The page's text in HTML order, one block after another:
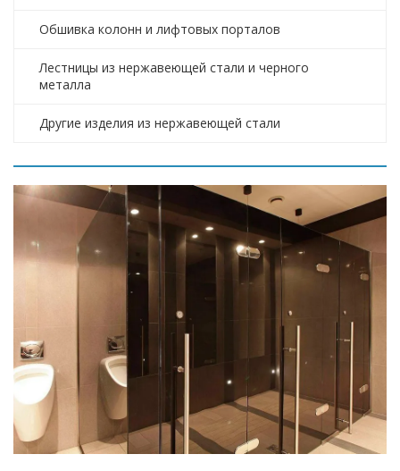
Обшивка колонн и лифтовых порталов
Лестницы из нержавеющей стали и черного
металла
Другие изделия из нержавеющей стали